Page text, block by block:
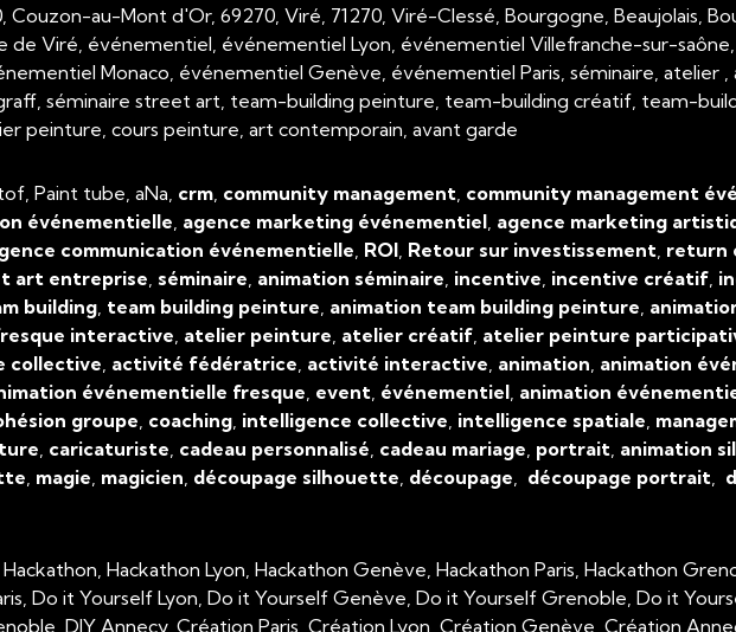
au-Mont d'Or, 69270, Viré, 71270, Viré-Clessé, Bourgogne, Beaujolais,
de Viré, événementiel, événementiel Lyon, événementiel Villefranche-sur-
Monaco, événementiel Genève, événementiel Paris, séminaire, atelier ,
séminaire street art, team-building peinture, team-building créatif, team-
peinture, cours peinture, art contemporain, avant garde
Paint tube, aNa, crm, community management, community management
événementielle, agence marketing événementiel, agence marketing
communication événementielle, ROI, Retour sur investissement, return
art entreprise, séminaire, animation séminaire, incentive, incentive créatif,
building, team building peinture, animation team building peinture,
interactive, atelier peinture, atelier créatif, atelier peinture
collective, activité fédératrice, activité interactive, animation, animation
événementielle fresque, event, événementiel, animation
groupe, coaching, intelligence collective, intelligence spatiale,
, caricaturiste, cadeau personnalisé, cadeau mariage, portrait, animation
, magie, magicien, découpage silhouette, découpage, découpage portrait,
Hackathon Lyon, Hackathon Genève, Hackathon Paris, Hackathon
Do it Yourself Lyon, Do it Yourself Genève, Do it Yourself Grenoble, Do it
DIY Annecy, Création Paris, Création Lyon, Création Genève, Création